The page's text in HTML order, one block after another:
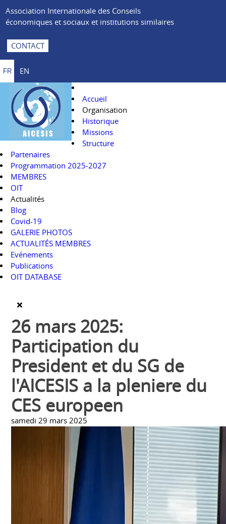
Association Internationale des Conseils
économiques et sociaux et institutions similaires
CONTACT
FR EN
Accueil
Organisation
Historique
Missions
Structure
Partenaires
Programmation 2025-2027
MEMBRES
OIT
Actualités
Blog
Covid-19
GALERIE PHOTOS
ACTUALITÉS MEMBRES
Evénements
Publications
OIT DATABASE
26 mars 2025:
Participation du
President et du SG de
l'AICESIS a la pleniere du
CES europeen
samedi 29 mars 2025